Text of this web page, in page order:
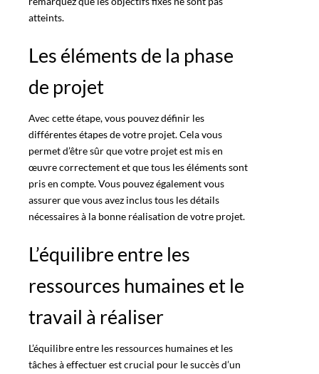
atteints.
Les éléments de la phase
de projet
Avec cette étape, vous pouvez définir les
différentes étapes de votre projet. Cela vous
permet d’être sûr que votre projet est mis en
œuvre correctement et que tous les éléments sont
pris en compte. Vous pouvez également vous
assurer que vous avez inclus tous les détails
nécessaires à la bonne réalisation de votre projet.
L’équilibre entre les
ressources humaines et le
travail à réaliser
L’équilibre entre les ressources humaineset les
tâches à effectuer est crucial pour le succès d’un